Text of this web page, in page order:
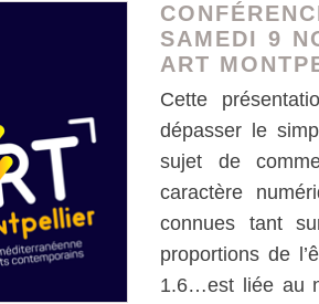
SAMEDI 9
ART
Cette
dépasser le
sujet de
caractère
connues tant
proportions de
1.6…est liée au